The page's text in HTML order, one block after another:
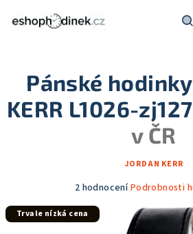
Pánské hodinky
KERR L1026-
v ČR
JORDAN KERR
Průměrné
produktu
2 hodnoceníPodrobnosti
Trvale nízká cena